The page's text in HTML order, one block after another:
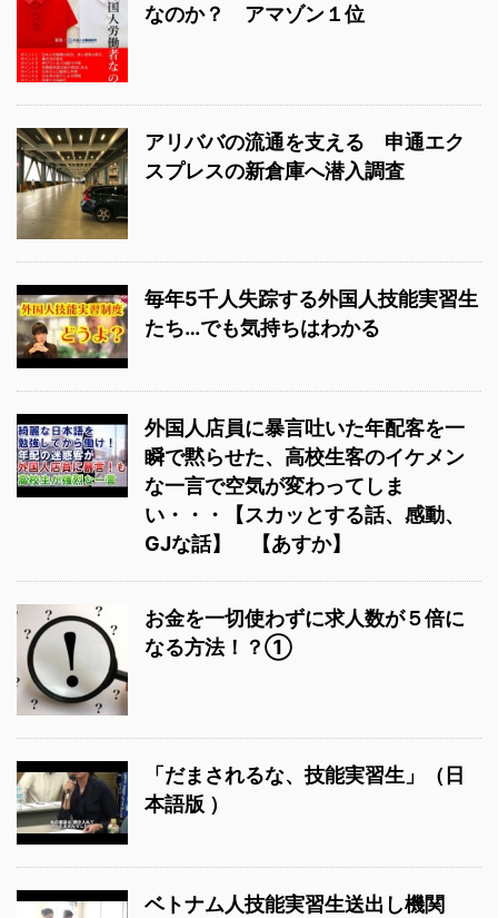
なのか？ アマゾン１位
アリババの流通を支える 申通エク
スプレスの新倉庫へ潜入調査
毎年5千人失踪する外国人技能実習生
たち…でも気持ちはわかる
外国人店員に暴言吐いた年配客を一
瞬で黙らせた、高校生客のイケメン
な一言で空気が変わってしま
い・・・【スカッとする話、感動、
GJな話】 【あすか】
お金を一切使わずに求人数が５倍に
なる方法！？①
「だまされるな、技能実習生」（日
本語版 ）
ベトナム人技能実習生送出し機関